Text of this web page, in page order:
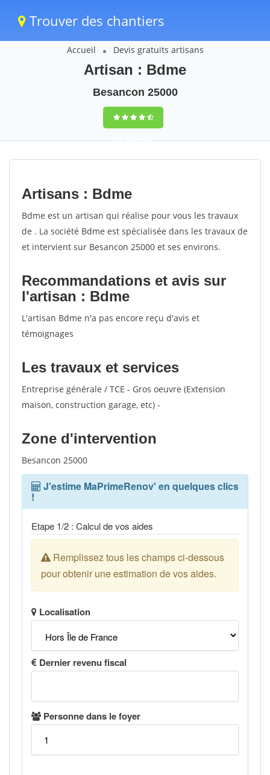
Trouver des chantiers
Accueil Devis gratuits artisans
Artisan : Bdme
Besancon 25000
9,5(100%)60
votes
Artisans : Bdme
Bdme est un artisan qui réalise pour vous les travaux
de . La société Bdme est spécialisée dans les travaux de
et intervient sur Besancon 25000 et ses environs.
Recommandations et avis sur
l'artisan : Bdme
L'artisan Bdme n'a pas encore reçu d'avis et
témoignages
Les travaux et services
Entreprise générale / TCE - Gros oeuvre (Extension
maison, construction garage, etc) -
Zone d'intervention
Besancon 25000